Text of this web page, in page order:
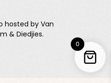
hosted by Van
& Diedjies.
0